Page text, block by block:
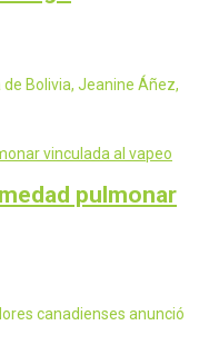
Bolivia, Jeanine Áñez,
pulmonar
canadienses anunció